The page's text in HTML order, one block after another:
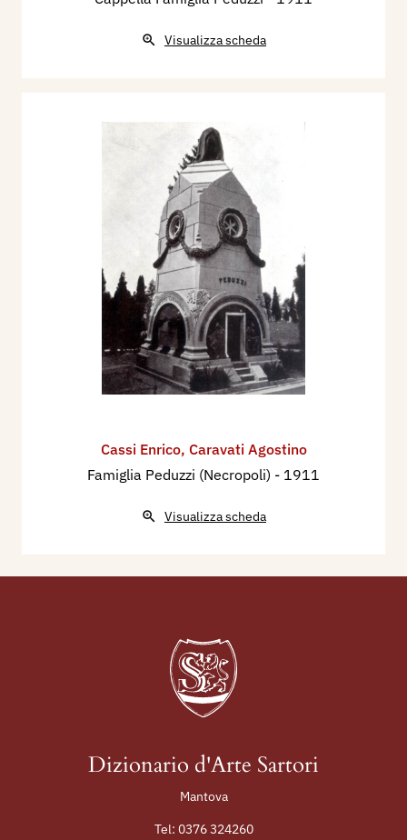
Visualizza scheda
Cassi Enrico, Caravati Agostino
Famiglia Peduzzi (Necropoli) - 1911
Visualizza scheda
Dizionario d'Arte Sartori
Mantova
Tel: 0376 324260